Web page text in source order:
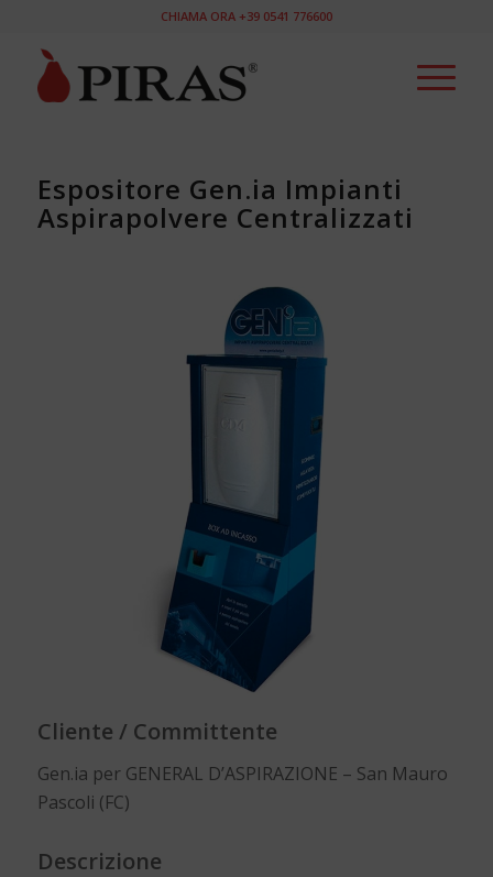
CHIAMA ORA +39 0541 776600
Espositore Gen.ia Impianti
Aspirapolvere Centralizzati
Cliente / Committente
Gen.ia per GENERAL D’ASPIRAZIONE – San Mauro
Pascoli (FC)
Descrizione